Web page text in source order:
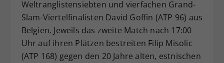
Weltranglistensiebten und vierfachen Grand-
Slam-Viertelfinalisten David Goffin (ATP 96) aus
Belgien. Jeweils das zweite Match nach 17:00
Uhr auf ihren Plätzen bestreiten Filip Misolic
(ATP 168) gegen den 20 Jahre alten, estnischen